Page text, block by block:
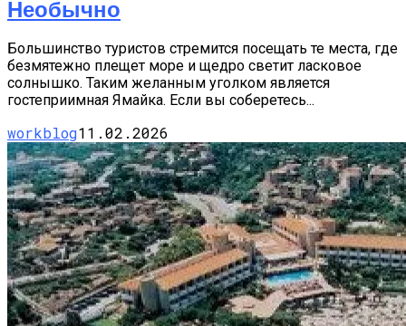
Необычно
Большинство туристов стремится посещать те места, где
безмятежно плещет море и щедро светит ласковое
солнышко. Таким желанным уголком является
гостеприимная Ямайка. Если вы соберетесь...
workblog11.02.2026